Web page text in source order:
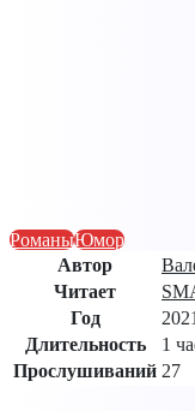
РоманыЮмор
Автор
Читает
Год
2021
Длительность
1
Прослушиваний 27